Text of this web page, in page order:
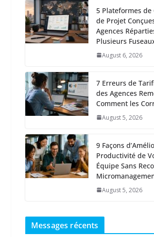
5 Plateformes de
de Projet
Agences
Plusieurs
August 6, 2026
7 Erreurs de
des Agences
Comment les
August 5, 2026
9 Façons
Productivité de
Équipe Sans
August 5, 2026
Messages récents